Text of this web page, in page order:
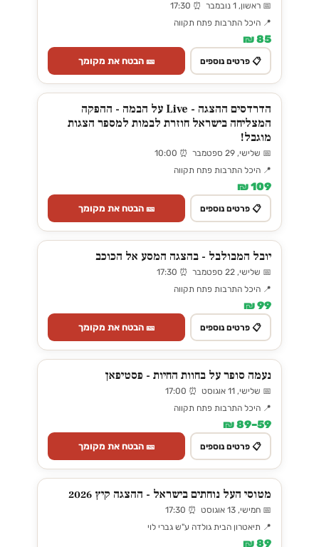
📅 ראשון, 1 נובמבר ⏰ 17:30
📍 היכל התרבות פתח תקווה
85 ₪
📋 פרטים נוספים 🎫 הבטח את מקומך
הדרדסים ההצגה - Live על הבמה - ההפקה
המצליחה בישראל חוזרת לבמות למספר הצגות
מוגבל!
📅 שלישי, 29 ספטמבר ⏰ 10:00
📍 היכל התרבות פתח תקווה
109 ₪
📋 פרטים נוספים 🎫 הבטח את מקומך
יובל המבולבל - בהצגה המסע אל הכוכב
📅 שלישי, 22 ספטמבר ⏰ 17:30
📍 היכל התרבות פתח תקווה
99 ₪
📋 פרטים נוספים 🎫 הבטח את מקומך
נעמה סופר על בחוות החיות - פסטיפאן
📅 שלישי, 11 אוגוסט ⏰ 17:00
📍 היכל התרבות פתח תקווה
59–89 ₪
📋 פרטים נוספים 🎫 הבטח את מקומך
מטוסי העל נוחתים בישראל - ההצגה קיץ 2026
📅 חמישי, 13 אוגוסט ⏰ 17:30
📍 תיאטרון הבית גולדה ע"ש גברי לוי
89 ₪